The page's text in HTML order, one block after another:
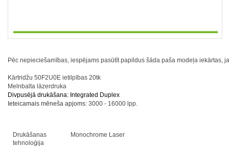
Pēc nepieciešamības, iespējams pasūtīt papildus šāda paša modeļa iekārtas,
Kārtridžu 50F2U0E ietilpības 20tk
Melnbalta lāzerdruka
Divpusējā drukāšana: Integrated Duplex
Ieteicamais mēneša apjoms: 3000 - 16000 lpp.
Drukāšanas
tehnoloģija
Monochrome Laser